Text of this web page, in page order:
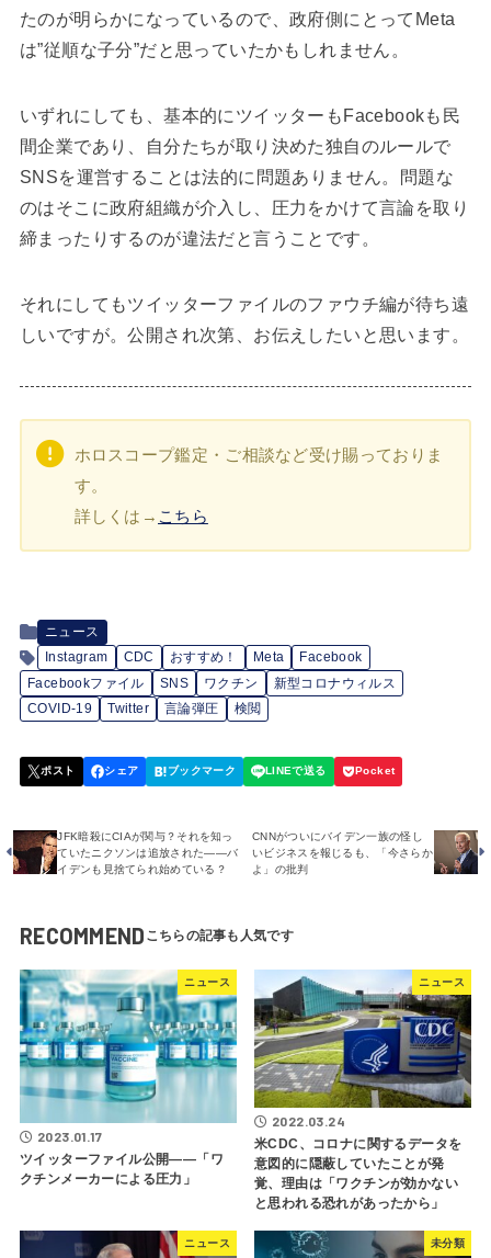
たのが明らかになっているので、政府側にとってMeta
は”従順な子分”だと思っていたかもしれません。
いずれにしても、基本的にツイッターもFacebookも民
間企業であり、自分たちが取り決めた独自のルールで
SNSを運営することは法的に問題ありません。問題な
のはそこに政府組織が介入し、圧力をかけて言論を取り
締まったりするのが違法だと言うことです。
それにしてもツイッターファイルのファウチ編が待ち遠
しいですが。公開され次第、お伝えしたいと思います。
ホロスコープ鑑定・ご相談など受け賜っておりま
す。
詳しくは→ こちら
ニュース
Instagram
CDC おすすめ！ Meta
Facebook
Facebookファイル
SNS ワクチン
新型コロナウィルス
COVID-19
Twitter 言論弾圧 検閲
JFK暗殺にCIAが関与？それを知っ
ていたニクソンは追放された――バ
イデンも見捨てられ始めている？
CNNがついにバイデン一族の怪し
いビジネスを報じるも、「今さらか
よ」の批判
RECOMMEND
ニュース
2023.01.17
ツイッターファイル公開――「ワ
クチンメーカーによる圧力」
ニュース
2022.03.24
米CDC、コロナに関するデータを
意図的に隠蔽していたことが発
覚、理由は「ワクチンが効かない
と思われる恐れがあったから」
ニュース 未分類